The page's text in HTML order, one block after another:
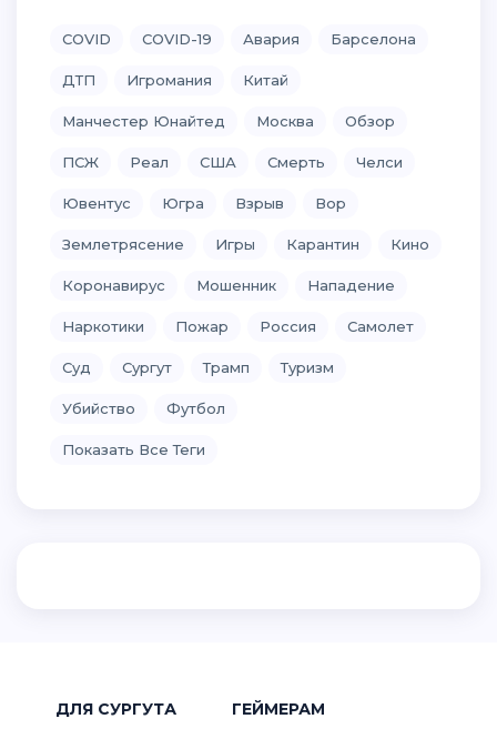
COVID COVID-19 Авария Барселона
ДТП Игромания Китай
Манчестер Юнайтед Москва Обзор
ПСЖ Реал США Смерть Челси
Ювентус Югра Взрыв Вор
Землетрясение Игры Карантин Кино
Коронавирус Мошенник Нападение
Наркотики Пожар Россия Самолет
Суд Сургут Трамп Туризм
Убийство Футбол
Показать Все Теги
ДЛЯ СУРГУТА ГЕЙМЕРАМ